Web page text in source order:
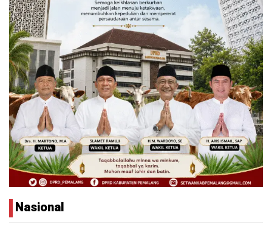
Nasional